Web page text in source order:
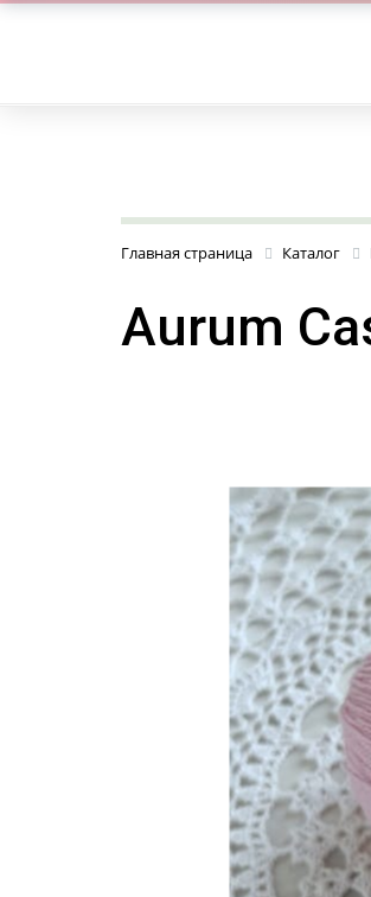
Главная страница Каталог
Aurum